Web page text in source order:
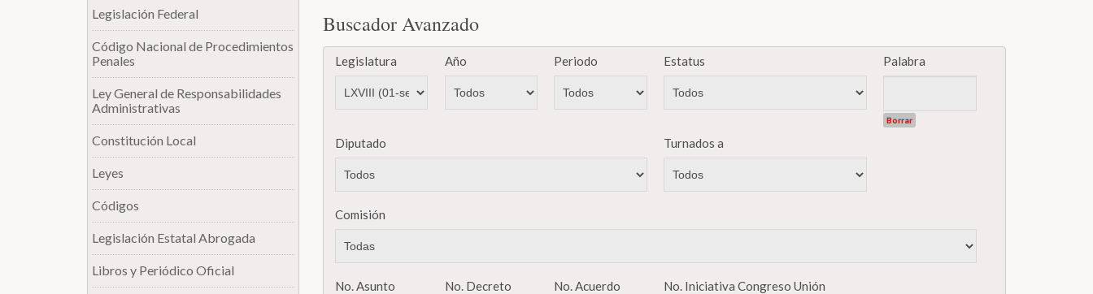
Legislación Federal
Código Nacional de Procedimientos
Penales
Ley General de Responsabilidades
Administrativas
Constitución Local
Leyes
Códigos
Legislación Estatal Abrogada
Libros y Periódico Oficial
Buscador Avanzado
Legislatura Año Periodo Estatus Palabra
Borrar
Diputado Turnados a
Comisión
No. Asunto No. Decreto No. Acuerdo No. Iniciativa Congreso Unión